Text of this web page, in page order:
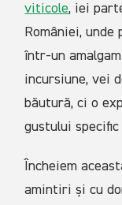
viticole, iei
României,
într-un
incursiune, vei
băutură, ci o
gustului
Încheiem
amintiri și cu